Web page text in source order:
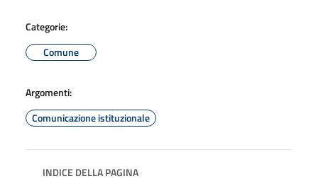
Categorie:
Comune
Argomenti:
Comunicazione istituzionale
INDICE DELLA PAGINA